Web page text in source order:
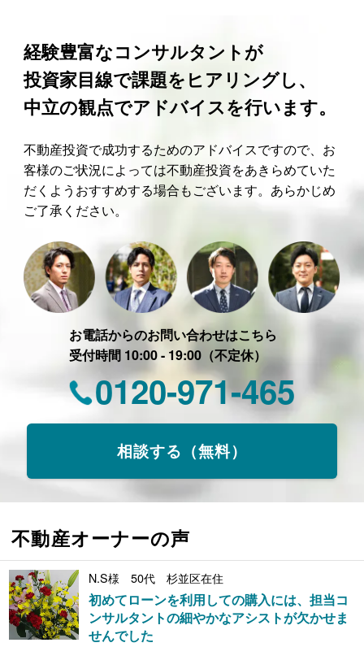
経験豊富なコンサルタントが
投資家目線で課題をヒアリングし、
中立の観点でアドバイスを行います。
不動産投資で成功するためのアドバイスですので、お
客様のご状況によっては不動産投資をあきらめていた
だくようおすすめする場合もございます。あらかじめ
ご了承ください。
お電話からのお問い合わせはこちら
受付時間 10:00 - 19:00（不定休）
0120-971-465
相談する（無料）
不動産オーナーの声
N.S様 50代 杉並区在住
初めてローンを利用しての購入には、担当コ
ンサルタントの細やかなアシストが欠かせま
せんでした